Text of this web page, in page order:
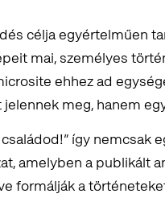
célja egyértelműen
mai, személyes
ehhez ad
meg, hanem
családod!” így nemcsak
amelyben a publikált
formálják a